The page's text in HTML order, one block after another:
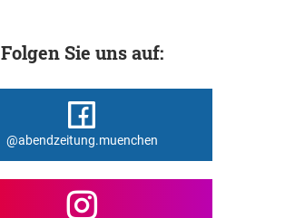
Folgen Sie uns auf:
@abendzeitung.muenchen